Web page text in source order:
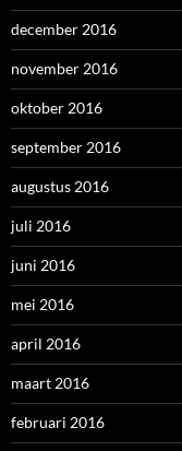
december 2016
november 2016
oktober 2016
september 2016
augustus 2016
juli 2016
juni 2016
mei 2016
april 2016
maart 2016
februari 2016